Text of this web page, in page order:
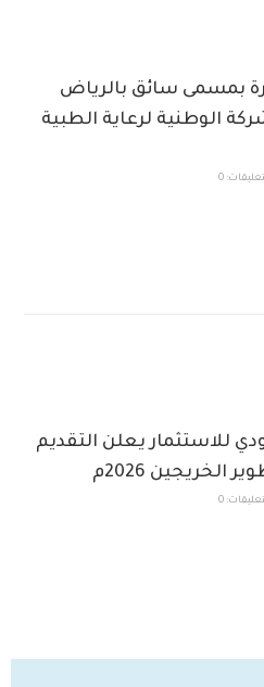
بمسمى سائق بالرياض
الوطنية لرعاية الطبية
0
للاستثمار يعلن التقديم
الخريجين 2026م
0